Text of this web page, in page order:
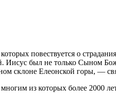
повествуется о
Иисус был не только Сыном
склоне Елеонской горы, —
из которых более 2000